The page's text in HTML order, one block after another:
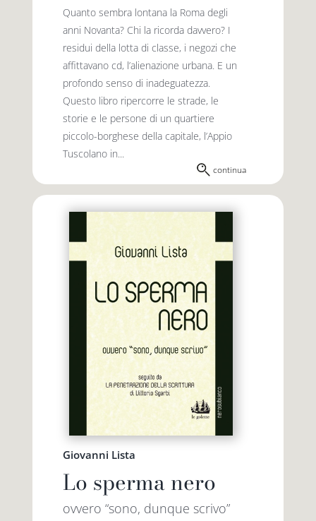
Quanto sembra lontana la Roma degli
anni Novanta? Chi la ricorda davvero? I
residui della lotta di classe, i negozi che
affittavano cd, l’alienazione urbana. E un
profondo senso di inadeguatezza.
Questo libro ripercorre le strade, le
storie e le persone di un quartiere
piccolo-borghese della capitale, l’Appio
Tuscolano in...
continua
Giovanni Lista
Lo sperma nero
ovvero “sono, dunque scrivo”